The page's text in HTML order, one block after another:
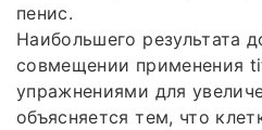
пенис.
Наибольшего результата
совмещении применения
упражнениями для
объясняется тем, что